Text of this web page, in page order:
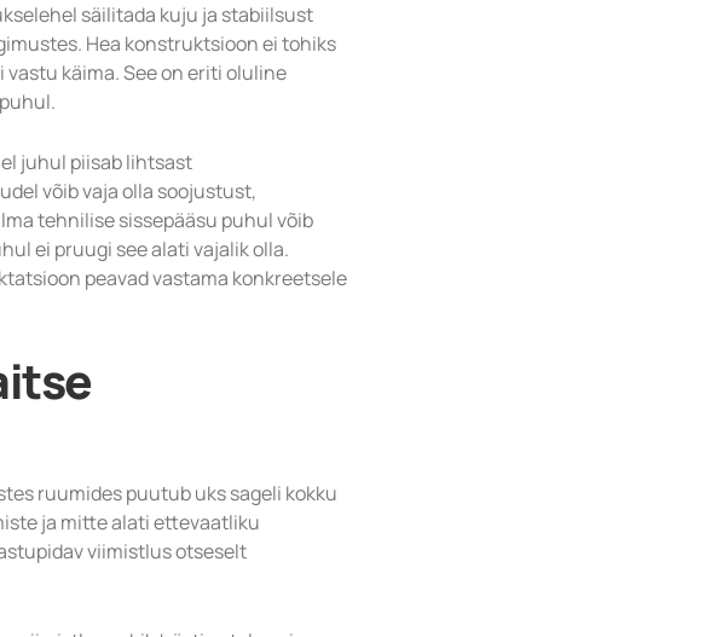
säilitada kuju ja stabiilsust
Hea konstruktsioon ei tohiks
käima. See on eriti oluline
juhul piisab lihtsast
võib vaja olla soojustust,
tehnilise sissepääsu puhul võib
ei pruugi see alati vajalik olla.
peavad vastama konkreetsele
ruumides puutub uks sageli kokku
ja mitte alati ettevaatliku
viimistlus otseselt